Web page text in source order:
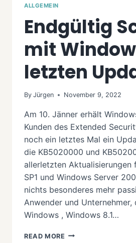
ALLGEMEIN
Endgültig
mit
letzten
By Jürgen November 9, 2022
Am 10. Jänner erhält
Kunden des Extended
noch ein letztes Mal ein
die KB5020000 und
allerletzten Aktualisierungen
SP1 und Windows Server
nichts besonderes mehr
Anwender und
Windows , Windows 8.1…
READ MORE ENDGÜLTIG